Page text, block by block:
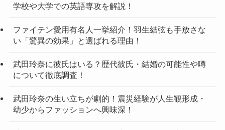
学校や大学での英語専攻を解説！
ファイテン愛用有名人一挙紹介！羽生結弦も手放さな
い「驚異の効果」と選ばれる理由！
武田玲奈に彼氏はいる？歴代彼氏・結婚の可能性や噂
について徹底調査！
武田玲奈の生い立ちが劇的！震災経験が人生観形成・
幼少からファッションへ興味深！